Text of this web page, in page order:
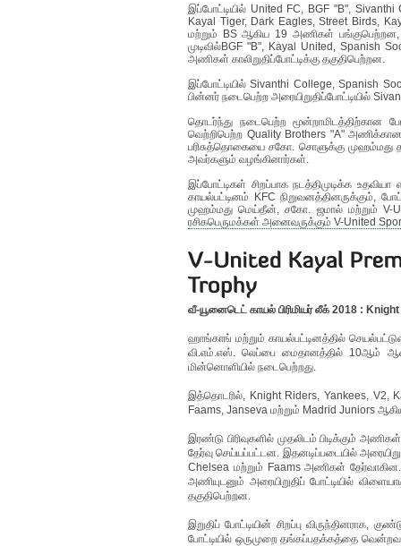
இப்போட்டியில் United FC, BGF "B",
Kayal Tiger, Dark Eagles, Street Birds,
மற்றும் BS ஆகிய 19 அணிகள் பங்குபெற்றன,
முடிவில்BGF "B", Kayal United, Spanish
அணிகள் காலிறுதிப்போட்டிக்கு தகுதிபெற்றன.
இப்போட்டியில் Sivanthi College, Spanish
பின்னர் நடைபெற்ற அரையிறுதிப்போட்டியில்
தொடர்ந்து நடைபெற்ற மூன்றாமிடத்திற்கான
வெற்றிபெற்ற Quality Brothers "A"
பரிசுத்தொகையை சகோ. சொளுக்கு முஹம்மது
அவர்களும் வழங்கினார்கள்.
இப்போட்டிகள் சிறப்பாக நடத்திமுடிக்க
காயல்பட்டினம் KFC நிறுவனத்தினருக்கும்,
முஹம்மது மெய்தீன், சகோ. ஜமால் மற்றும் V-
ரசிகபெருமக்கள் அனைவருக்கும் V-United
வீ-யூனைடெட் காயல் பிரிமியர் லீக் 2018 :
ஹாங்காங் மற்றும் காயல்பட்டினத்தில்
வி.எம்.எஸ். லெப்பை மைதானத்தில் 10ஆம்
மின்னொளியில் நடைபெற்றது.
இத்தொடரில், Knight Riders, Yankees, V2,
Faams, Janseva மற்றும் Madrid Juniors
இரண்டு பிரிவுகளில் முதலிடம் பிடிக்கும்
தேர்வு செய்யப்பட்டன. இதனடிப்படையில்
Chelsea மற்றும் Faams அணிகள்
அணியுடனும் அரையிறுதிப் போட்டியில்
தகுதிபெற்றன.
இறுதிப் போட்டியின் சிறப்பு விருந்தினராக,
போட்டியில் ஒருமுறை தங்கப்பதக்கத்தை